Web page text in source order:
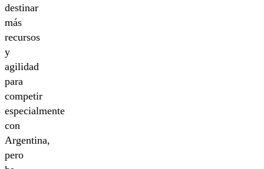
destinar
más
recursos
y
agilidad
para
competir
especialmente
con
Argentina,
pero